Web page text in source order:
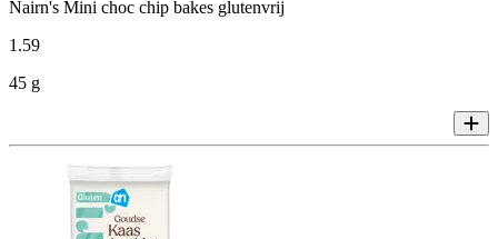
Nairn's Mini choc chip bakes glutenvrij
1.59
45 g